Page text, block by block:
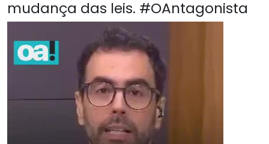
mudança das leis. #OAntagonista